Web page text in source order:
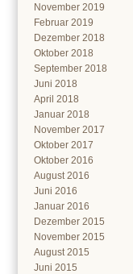
November 2019
Februar 2019
Dezember 2018
Oktober 2018
September 2018
Juni 2018
April 2018
Januar 2018
November 2017
Oktober 2017
Oktober 2016
August 2016
Juni 2016
Januar 2016
Dezember 2015
November 2015
August 2015
Juni 2015